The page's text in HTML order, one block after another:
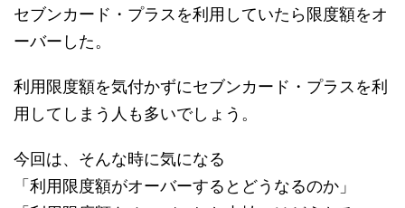
セブンカード・プラスを利用していたら限度額をオ
ーバーした。
利用限度額を気付かずにセブンカード・プラスを利
用してしまう人も多いでしょう。
今回は、そんな時に気になる
「利用限度額がオーバーするとどうなるのか」